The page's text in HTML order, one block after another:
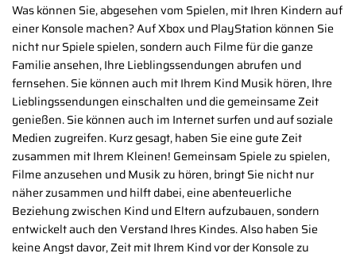
Was können Sie, abgesehen vom Spielen, mit Ihren Kindern auf
einer Konsole machen? Auf Xbox und PlayStation können Sie
nicht nur Spiele spielen, sondern auch Filme für die ganze
Familie ansehen, Ihre Lieblingssendungen abrufen und
fernsehen. Sie können auch mit Ihrem Kind Musik hören, Ihre
Lieblingssendungen einschalten und die gemeinsame Zeit
genießen. Sie können auch im Internet surfen und auf soziale
Medien zugreifen. Kurz gesagt, haben Sie eine gute Zeit
zusammen mit Ihrem Kleinen! Gemeinsam Spiele zu spielen,
Filme anzusehen und Musik zu hören, bringt Sie nicht nur
näher zusammen und hilft dabei, eine abenteuerliche
Beziehung zwischen Kind und Eltern aufzubauen, sondern
entwickelt auch den Verstand Ihres Kindes. Also haben Sie
keine Angst davor, Zeit mit Ihrem Kind vor der Konsole zu